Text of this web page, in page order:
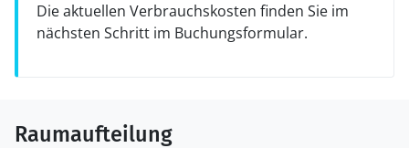
Die aktuellen Verbrauchskosten finden Sie im
nächsten Schritt im Buchungsformular.
Raumaufteilung